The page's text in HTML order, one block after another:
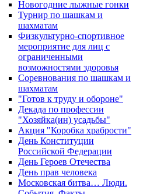
Новогодние лыжные гонки
Турнир по шашкам и
шахматам
Физкультурно-спортивное
мероприятие для лиц с
ограниченными
возможностями здоровья
Соревнования по шашкам и
шахматам
"Готов к труду и обороне"
Декада по профессии
"Хозяйка(ин) усадьбы"
Акция "Коробка храбрости"
День Конституции
Российской Федерации
День Героев Отечества
День прав человека
Московская битва… Люди.